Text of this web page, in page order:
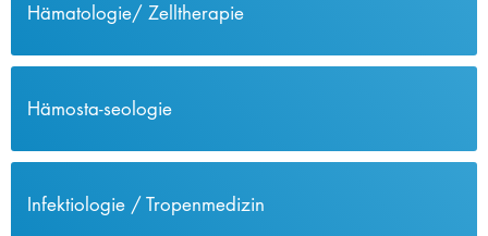
Hämatologie/​ Zelltherapie
Hämosta-seologie
Infektiologie / Tropenmedizin